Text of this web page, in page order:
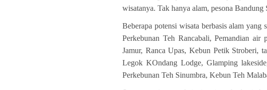
wisatanya. Tak hanya alam, pesona
Beberapa potensi wisata berbasis alam yang
Perkebunan Teh Rancabali, Pemandian
Jamur, Ranca Upas, Kebun Petik Stroberi,
Legok KOndang Lodge, Glamping
Perkebunan Teh Sinumbra, Kebun Teh